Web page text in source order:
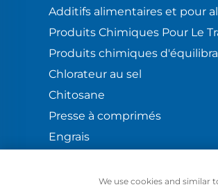
Additifs alimentaires et pour
Produits Chimiques Pour Le
Produits chimiques
Chlorateur au sel
Chitosane
Presse à comprimés
Engrais
Politique de confidentialité
We use cookies and similar